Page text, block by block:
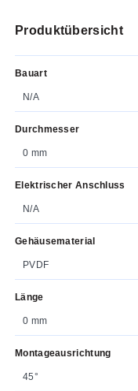
Produktübersicht
Bauart
N/A
Durchmesser
0 mm
Elektrischer Anschluss
N/A
Gehäusematerial
PVDF
Länge
0 mm
Montageausrichtung
45°